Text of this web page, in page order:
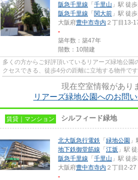
阪急千里線 「 千里山 」駅 徒
阪急千里線 「 関大前 」駅 徒
大阪府豊中市寺内 ２丁目13-
-
築年数：築47年
階数：10階建
多くの方からご好評頂いているリアーズ緑地公園
クセスできる、徒歩4分の距離に立地する物件で
現在空室情報があり
リアーズ緑地公園へのお問
賃貸｜マンション シルフィード緑地
北大阪急行電鉄 「 緑地公園
地下鉄御堂筋線 「 江坂 」駅
阪急千里線 「 千里山 」駅 徒
大阪府豊中市寺内 ２丁目2-27
-